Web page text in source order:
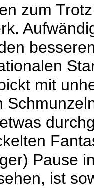
zum
mit
Pause
ist